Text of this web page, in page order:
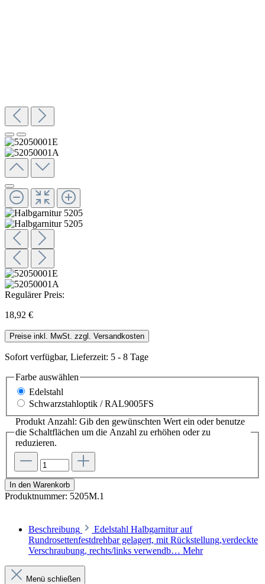
Regulärer Preis:
18,92 €
Preise inkl. MwSt. zzgl. Versandkosten
Sofort verfügbar, Lieferzeit: 5 - 8 Tage
Farbe auswählen
Edelstahl
Schwarzstahloptik / RAL9005FS
Produkt Anzahl: Gib den gewünschten Wert ein oder benutze
die Schaltflächen um die Anzahl zu erhöhen oder zu
reduzieren.
In den Warenkorb
Produktnummer: 5205M.1
Beschreibung
Edelstahl Halbgarnitur auf
Rundrosettenfestdrehbar gelagert, mit Rückstellung,verdeckte
Verschraubung, rechts/links verwendb… Mehr
Menü schließen